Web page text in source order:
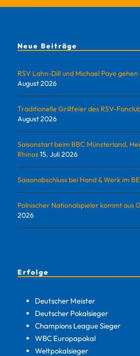
Neue Beiträge
RSV Lahn-Dill und Michael Paye
August 2026
Traditionelle Grillfeier des RSV-
August 2026
Saisonstart beim BBC Münsterland,
Rhinos15. Juli 2026
Saisonabschluss bei Hand & Werk im
Polnischer Nationalspieler kommt aus
2026
Erfolge
Deutscher Meister
Deutscher Pokalsieger
Champions League Sieger
WBC Europapokal
Weltpokalsieger